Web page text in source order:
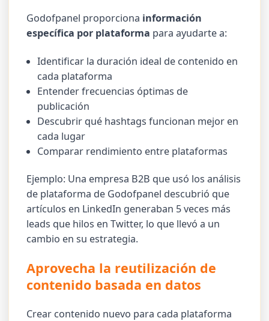
Godofpanel proporciona información
específica por plataforma para ayudarte a:
Identificar la duración ideal de contenido en
cada plataforma
Entender frecuencias óptimas de
publicación
Descubrir qué hashtags funcionan mejor en
cada lugar
Comparar rendimiento entre plataformas
Ejemplo: Una empresa B2B que usó los análisis
de plataforma de Godofpanel descubrió que
artículos en LinkedIn generaban 5 veces más
leads que hilos en Twitter, lo que llevó a un
cambio en su estrategia.
Aprovecha la reutilización de
contenido basada en datos
Crear contenido nuevo para cada plataforma